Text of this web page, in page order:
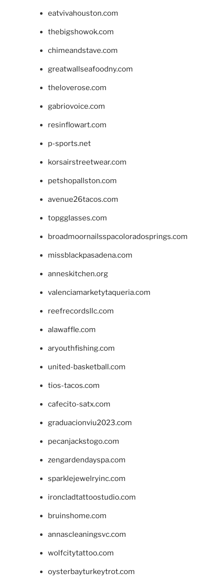
eatvivahouston.com
thebigshowok.com
chimeandstave.com
greatwallseafoodny.com
theloverose.com
gabriovoice.com
resinflowart.com
p-sports.net
korsairstreetwear.com
petshopallston.com
avenue26tacos.com
topgglasses.com
broadmoornailsspacoloradosprings.com
missblackpasadena.com
anneskitchen.org
valenciamarketytaqueria.com
reefrecordsllc.com
alawaffle.com
aryouthfishing.com
united-basketball.com
tios-tacos.com
cafecito-satx.com
graduacionviu2023.com
pecanjackstogo.com
zengardendayspa.com
sparklejewelryinc.com
ironcladtattoostudio.com
bruinshome.com
annascleaningsvc.com
wolfcitytattoo.com
oysterbayturkeytrot.com